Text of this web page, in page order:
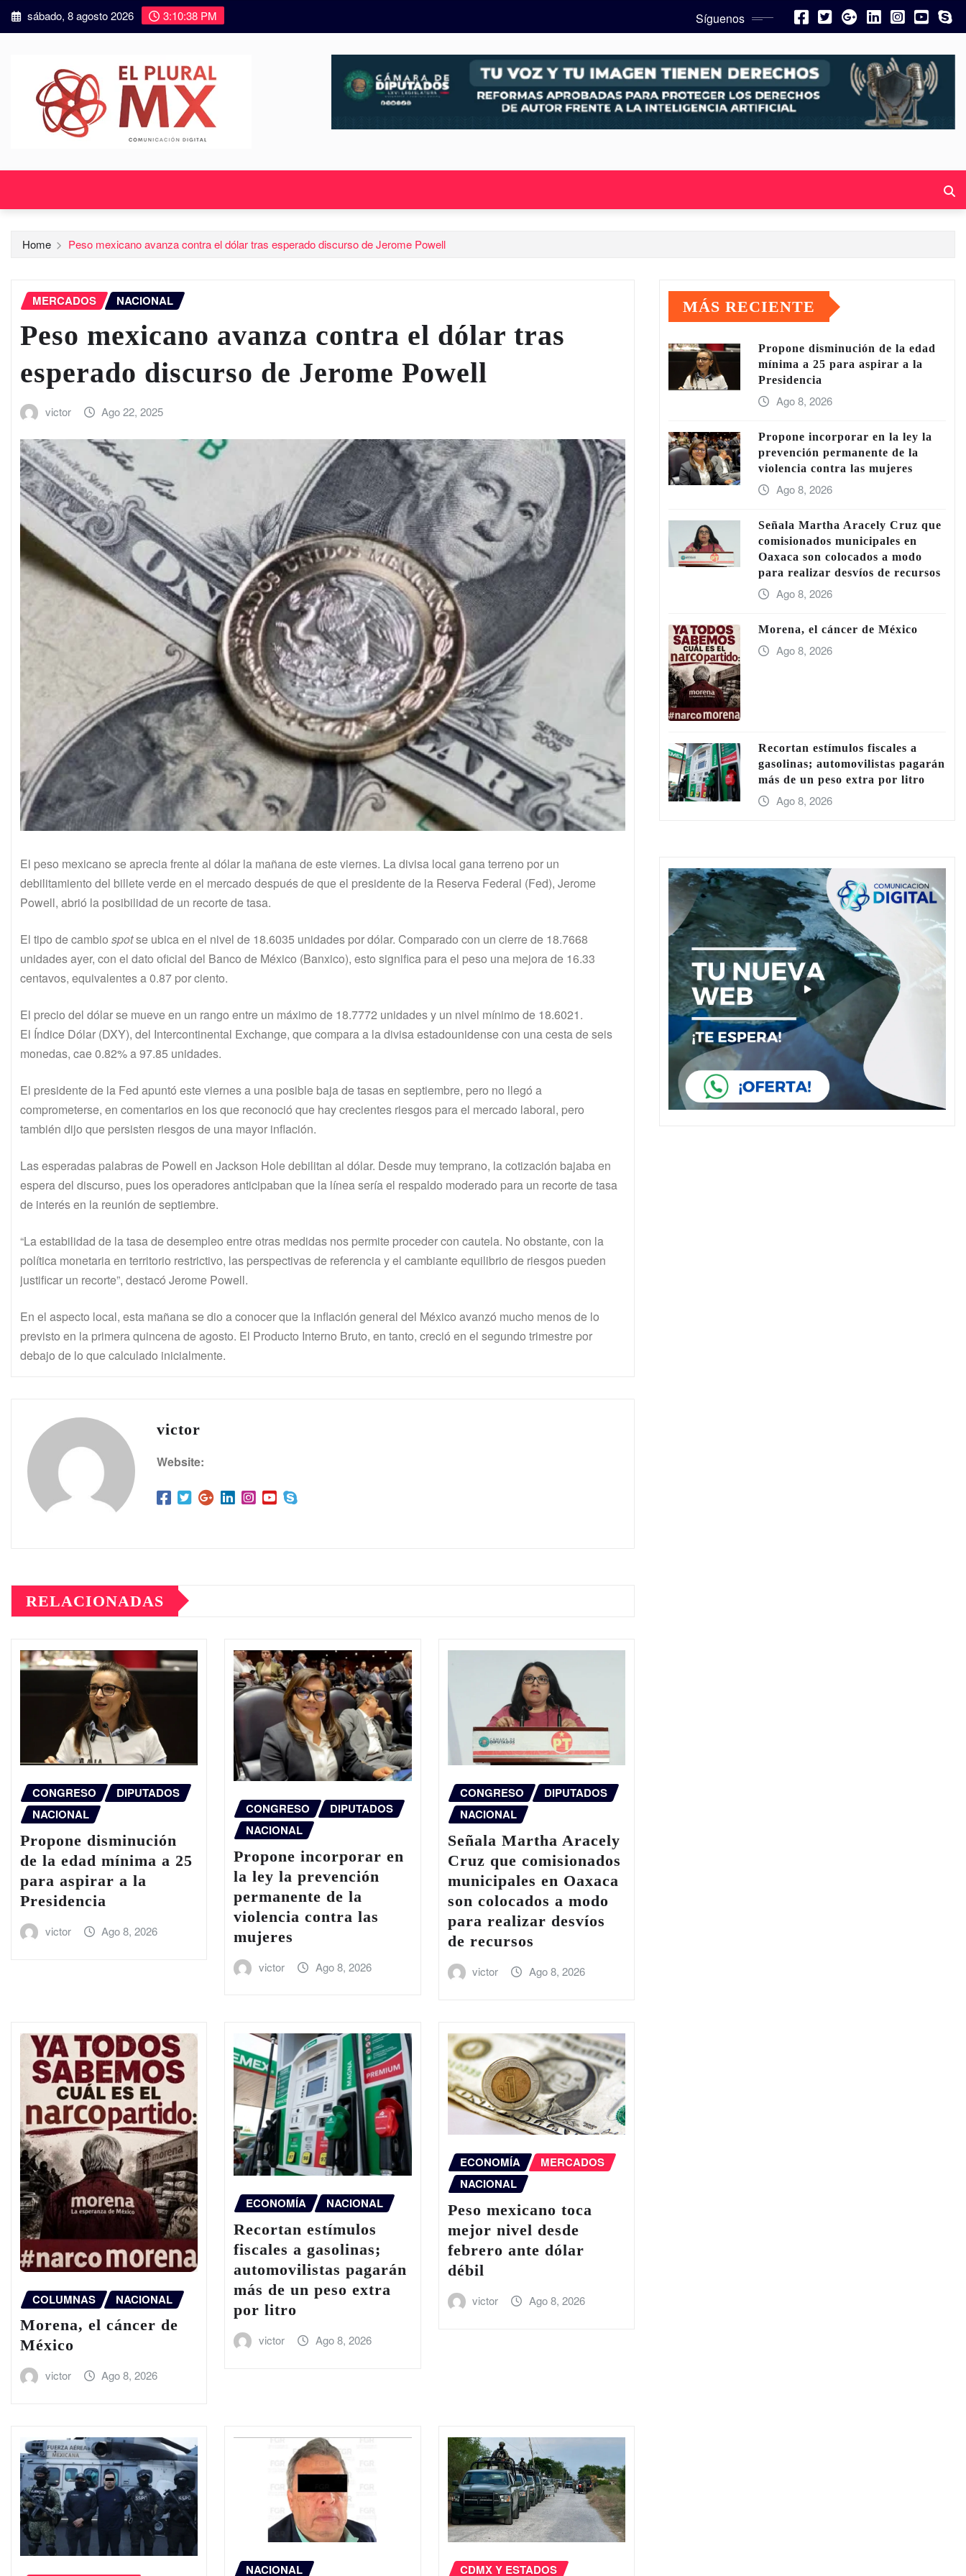
sábado, 8 agosto 2026 3:10:40 PM Síguenos
Home Peso mexicano avanza contra el dólar tras esperado discurso de Jerome Powell
MERCADOS NACIONAL
Peso mexicano avanza contra el dólar tras
esperado discurso de Jerome Powell
victor Ago 22, 2025
El peso mexicano se aprecia frente al dólar la mañana de este viernes. La divisa local gana terreno por un
debilitamiento del billete verde en el mercado después de que el presidente de la Reserva Federal (Fed), Jerome
Powell, abrió la posibilidad de un recorte de tasa.
El tipo de cambio spotse ubica en el nivel de 18.6035 unidades por dólar. Comparado con un cierre de 18.7668
unidades ayer, con el dato oficial del Banco de México (Banxico), esto significa para el peso una mejora de 16.33
centavos, equivalentes a 0.87 por ciento.
El precio del dólar se mueve en un rango entre un máximo de 18.7772 unidades y un nivel mínimo de 18.6021.
El Índice Dólar (DXY), del Intercontinental Exchange, que compara a la divisa estadounidense con una cesta de seis
monedas, cae 0.82% a 97.85 unidades.
El presidente de la Fed apuntó este viernes a una posible baja de tasas en septiembre, pero no llegó a
comprometerse, en comentarios en los que reconoció que hay crecientes riesgos para el mercado laboral, pero
también dijo que persisten riesgos de una mayor inflación.
Las esperadas palabras de Powell en Jackson Hole debilitan al dólar. Desde muy temprano, la cotización bajaba en
espera del discurso, pues los operadores anticipaban que la línea sería el respaldo moderado para un recorte de tasa
de interés en la reunión de septiembre.
“La estabilidad de la tasa de desempleo entre otras medidas nos permite proceder con cautela. No obstante, con la
política monetaria en territorio restrictivo, las perspectivas de referencia y el cambiante equilibrio de riesgos pueden
justificar un recorte”, destacó Jerome Powell.
En el aspecto local, esta mañana se dio a conocer que la inflación general del México avanzó mucho menos de lo
previsto en la primera quincena de agosto. El Producto Interno Bruto, en tanto, creció en el segundo trimestre por
debajo de lo que calculado inicialmente.
victor
Website:
RELACIONADAS
CONGRESO
DIPUTADOS
NACIONAL
Propone disminución
de la edad mínima a 25
para aspirar a la
Presidencia
victor Ago 8, 2026
CONGRESO
DIPUTADOS
NACIONAL
Propone incorporar en
la ley la prevención
permanente de la
violencia contra las
mujeres
victor Ago 8, 2026
CONGRESO
DIPUTADOS
NACIONAL
Señala Martha Aracely
Cruz que comisionados
municipales en Oaxaca
son colocados a modo
para realizar desvíos
de recursos
victor Ago 8, 2026
COLUMNAS NACIONAL
Morena, el cáncer de
México
victor Ago 8, 2026
ECONOMÍA NACIONAL
Recortan estímulos
fiscales a gasolinas;
automovilistas pagarán
más de un peso extra
por litro
victor Ago 8, 2026
ECONOMÍA
MERCADOS
NACIONAL
Peso mexicano toca
mejor nivel desde
febrero ante dólar
débil
victor Ago 8, 2026
NACIONAL CDMX Y ESTADOS
MÁS RECIENTE
Propone disminución de la edad
mínima a 25 para aspirar a la
Presidencia
Ago 8, 2026
Propone incorporar en la ley la
prevención permanente de la
violencia contra las mujeres
Ago 8, 2026
Señala Martha Aracely Cruz que
comisionados municipales en
Oaxaca son colocados a modo
para realizar desvíos de recursos
Ago 8, 2026
Morena, el cáncer de México
Ago 8, 2026
Recortan estímulos fiscales a
gasolinas; automovilistas pagarán
más de un peso extra por litro
Ago 8, 2026